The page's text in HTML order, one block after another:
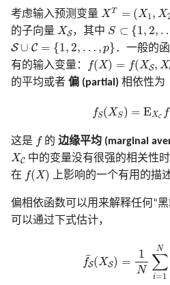
考虑输入预测变量 XT = (X1 , X
XT= ,X2 ,X
的子向量 XS
XS
，其中 S ⊂ {1, 2,
S⊂ 1,2 …
S ∪ C = {1, 2, … , p}
S∪ C= 2,… p
．一般的
有的输入变量：
f(X) = f(XS, X
(X )=f XC)
的平均或者 偏 (partial) 相依性为
fS(XS ) = EXC f
(10.47) XS) X
这是 f 的边缘平均 (marginal
XC
XC
中的变量没有很强的相关性
在 f(X)
(X )
上影响的一个有用的描述
偏相依函数可以用来解释任何“
可以通过下式估计，
¯
fS(XS) =
1
N
N
∑
i=1
N∑